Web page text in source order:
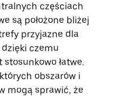
częściach
są położone bliżej
przyjazne dla
czemu
łatwe.
obszarów i
mogą sprawić, że